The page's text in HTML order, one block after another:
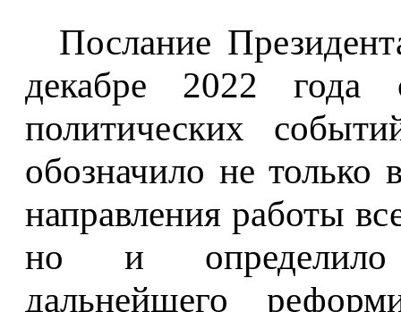
Послание
декабре 2022 года
политических
обозначило не только
направления работы
но и определило
дальнейшего